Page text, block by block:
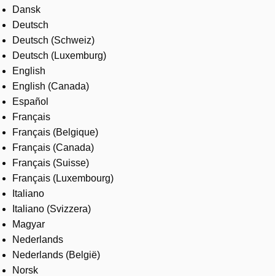
Services
About us
Where to buy
Contact us
Careers
Dansk
Deutsch
Deutsch (Schweiz)
Deutsch (Luxemburg)
English
English (Canada)
Español
Français
Français (Belgique)
Français (Canada)
Français (Suisse)
Français (Luxembourg)
Italiano
Italiano (Svizzera)
Magyar
Nederlands
Nederlands (België)
Norsk